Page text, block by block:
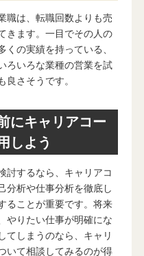
職は、転職回数よりも売
きます。一目でその人の
の実績を持っている、
ろいろな業種の営業を試
良さそうです。
にキャリアコー
しよう
討するなら、キャリアコ
分析や仕事分析を徹底し
ることが重要です。将来
やりたい仕事が明確にな
てしまうのなら、キャリ
いて相談してみるのが得